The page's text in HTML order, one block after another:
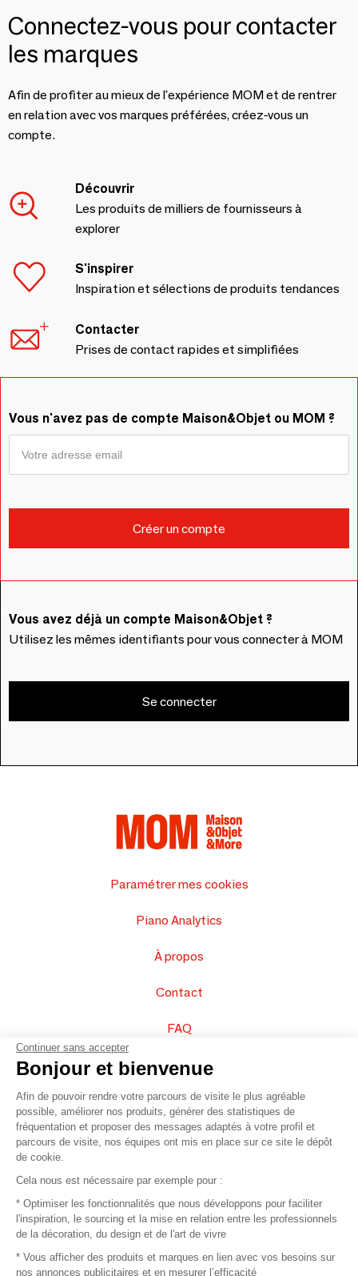
Connectez-vous pour contacter
les marques
Afin de profiter au mieux de l'expérience MOM et de rentrer
en relation avec vos marques préférées, créez-vous un
compte.
Découvrir
Les produits de milliers de fournisseurs à
explorer
S'inspirer
Inspiration et sélections de produits tendances
Contacter
Prises de contact rapides et simplifiées
Vous n'avez pas de compte Maison&Objet ou MOM ?
Vous avez déjà un compte Maison&Objet ?
Utilisez les mêmes identifiants pour vous connecter à MOM
Se connecter
Paramétrer mes cookies
Piano Analytics
À propos
Contact
FAQ
Vendez vos produits
Plan du site
© 2016 –Organisation SAFI
Recrutement
Continuer sans accepter
Bonjour et bienvenue
Afin de pouvoir rendre votre parcours de visite le plus agréable
possible, améliorer nos produits, générer des statistiques de
fréquentation et proposer des messages adaptés à votre profil et
parcours de visite, nos équipes ont mis en place sur ce site le dépôt
de cookie.
Cela nous est nécessaire par exemple pour :
* Optimiser les fonctionnalités que nous développons pour faciliter
l'inspiration, le sourcing et la mise en relation entre les professionnels
de la décoration, du design et de l'art de vivre
* Vous afficher des produits et marques en lien avec vos besoins sur
nos annonces publicitaires et en mesurer l’efficacité